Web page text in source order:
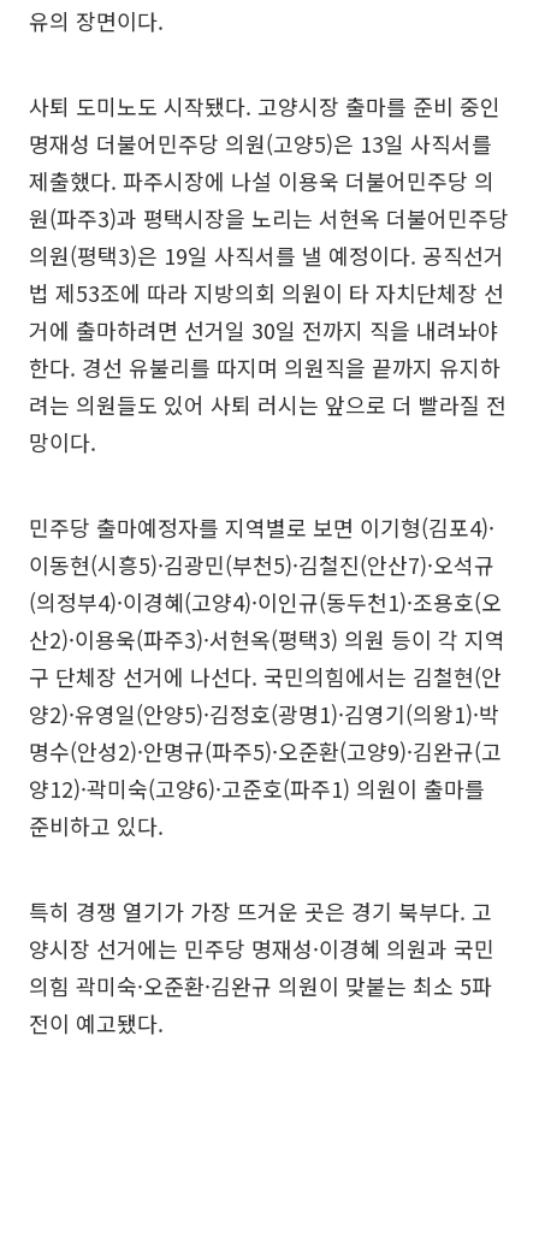
유의 장면이다.
사퇴 도미노도 시작됐다. 고양시장 출마를 준비 중인
명재성 더불어민주당 의원(고양5)은 13일 사직서를
제출했다. 파주시장에 나설 이용욱 더불어민주당 의
원(파주3)과 평택시장을 노리는 서현옥 더불어민주당
의원(평택3)은 19일 사직서를 낼 예정이다. 공직선거
법 제53조에 따라 지방의회 의원이 타 자치단체장 선
거에 출마하려면 선거일 30일 전까지 직을 내려놔야
한다. 경선 유불리를 따지며 의원직을 끝까지 유지하
려는 의원들도 있어 사퇴 러시는 앞으로 더 빨라질 전
망이다.
민주당 출마예정자를 지역별로 보면 이기형(김포4)·
이동현(시흥5)·김광민(부천5)·김철진(안산7)·오석규
(의정부4)·이경혜(고양4)·이인규(동두천1)·조용호(오
산2)·이용욱(파주3)·서현옥(평택3) 의원 등이 각 지역
구 단체장 선거에 나선다. 국민의힘에서는 김철현(안
양2)·유영일(안양5)·김정호(광명1)·김영기(의왕1)·박
명수(안성2)·안명규(파주5)·오준환(고양9)·김완규(고
양12)·곽미숙(고양6)·고준호(파주1) 의원이 출마를
준비하고 있다.
특히 경쟁 열기가 가장 뜨거운 곳은 경기 북부다. 고
양시장 선거에는 민주당 명재성·이경혜 의원과 국민
의힘 곽미숙·오준환·김완규 의원이 맞붙는 최소 5파
전이 예고됐다.